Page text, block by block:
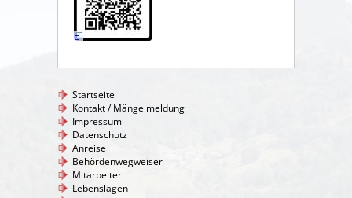
Startseite
Kontakt / Mängelmeldung
Impressum
Datenschutz
Anreise
Behördenwegweiser
Mitarbeiter
Lebenslagen